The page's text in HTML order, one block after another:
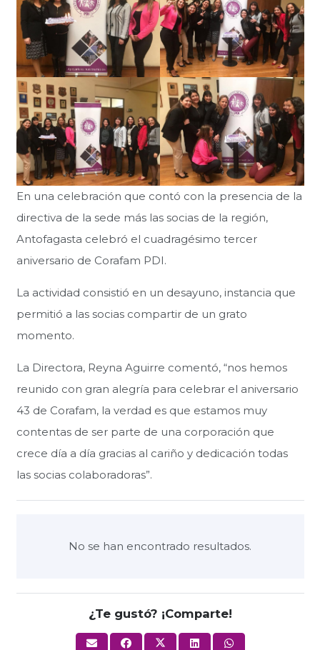
En una celebración que contó con la presencia de la
directiva de la sede más las socias de la región,
Antofagasta celebró el cuadragésimo tercer
aniversario de Corafam PDI.
La actividad consistió en un desayuno, instancia que
permitió a las socias compartir de un grato
momento.
La Directora, Reyna Aguirre comentó, “nos hemos
reunido con gran alegría para celebrar el aniversario
43 de Corafam, la verdad es que estamos muy
contentas de ser parte de una corporación que
crece día a día gracias al cariño y dedicación todas
las socias colaboradoras”.
No se han encontrado resultados.
¿Te gustó? ¡Comparte!